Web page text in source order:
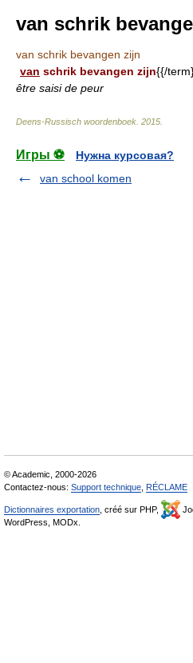
van schrik
van schrik bevangen zijn
van schrik bevangen zijn{{/
être saisi de peur
Deens-Russisch woordenboek 2015
Игры ⚽
Нужна курсовая?
van school komen
© Academic, 2000-2026
Contactez-nous: Support technique RÉCLAME
Dictionnaires exportation , créé sur PHP,
WordPress, MODx.